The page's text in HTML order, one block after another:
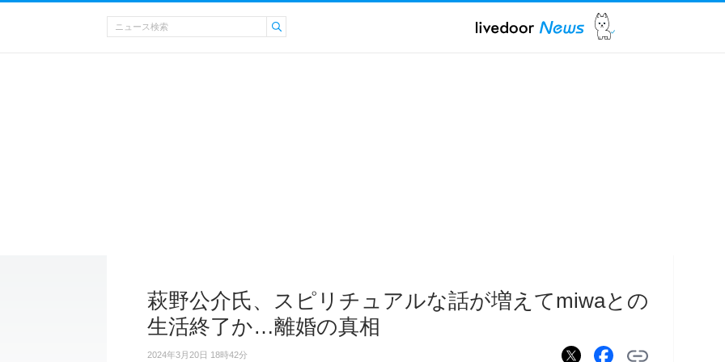
萩野公介氏、スピリチュアルな話が増えてmiwaとの
生活終了か…離婚の真相
2024年3月20日 18時42分